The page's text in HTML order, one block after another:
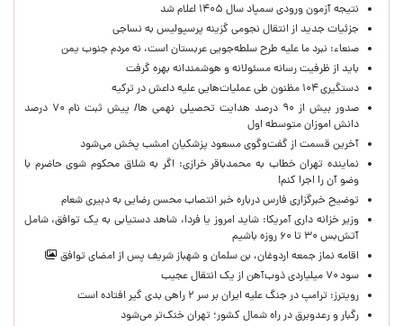
نتیجه آزمون ورودی سمپاد سال ۱۴۰۵ اعلام شد
جزئیات جدید از انتقال نجومی گزینه پرسپولیس به نساجی
صنعاء: نبرد ما علیه طرح سلطه‌جویی عربستان است، نه مردم جنوب یمن
باید از ظرفیت رسانه مسئولانه و هوشمندانه بهره گرفت
دستگیری ۱۰۴ مظنون طی عملیات‌هایی علیه داعش در ترکیه
صدور بیش از ۹۰ درصد هدایت تحصیلی نهمی ها/ پیش ثبت نام ۷۰ درصد
دانش اموزان متوسطه اول
آخرین قسمت از گفت‌وگوی مسعود پزشکیان امشب پخش می‌شود
نماینده تهران خطاب به محمدباقر خرازی: اگر به شلاق محکوم شوی حاضرم با
وضو آن را اجرا کنم!
توضیح خبرگزاری فارس درباره خبر انتصاب محسن رضایی به دبیری شعام
وزیر خزانه داری آمریکا: شاید امروز یا فردا، شاهد دستیابی به یک توافق، شامل
آتش‌بس ۳۰ تا ۶۰ روزه باشیم
اقامه نماز جمعه اردوغان، بن ‌سلمان و شهباز شریف پس از امضای توافق
سود ۷۰ میلیاردی ذوب‌آهن از یک انتقال عجیب
رویترز: ترامپ در جنگ علیه ایران بر سر ۲ راهی بدی گیر افتاده است
رگبار و رعدوبرق در راه شمال کشور؛ تهران خنک‌تر می‌شود